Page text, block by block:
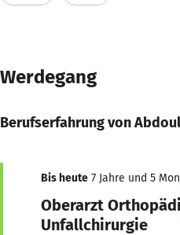
Werdegang
Berufserfahrung von
Bis heute 7 Jahre und 5
Oberarzt
Unfallchirurgie